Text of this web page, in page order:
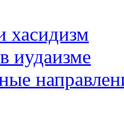
хасидизм
иудаизме